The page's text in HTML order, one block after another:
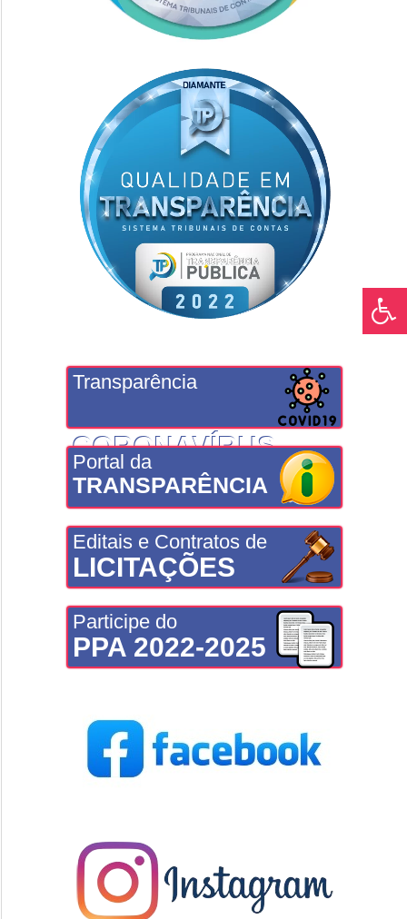
Transparência
CORONAVÍRUS
Portal da
TRANSPARÊNCIA
Editais e Contratos de
LICITAÇÕES
Participe do
PPA 2022-2025